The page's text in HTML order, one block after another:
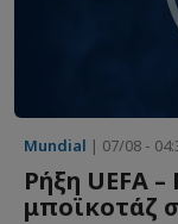
Mundial | 07/08 -
Ρήξη UEFA
μποϊκοτάζ